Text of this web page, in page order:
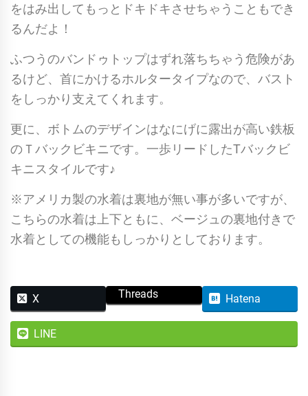
をはみ出してもっとドキドキさせちゃうこともでき
るんだよ！
ふつうのバンドゥトップはずれ落ちちゃう危険があ
るけど、首にかけるホルタータイプなので、バスト
をしっかり支えてくれます。
更に、ボトムのデザインはなにげに露出が高い鉄板
のＴバックビキニです。一歩リードしたTバックビ
キニスタイルです♪
※アメリカ製の水着は裏地が無い事が多いですが、
こちらの水着は上下ともに、ベージュの裏地付きで
水着としての機能もしっかりとしております。
X Threads Hatena
LINE